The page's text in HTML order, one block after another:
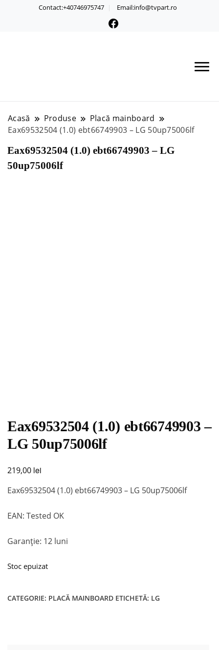
Contact:+40746975747 Email:info@tvpart.ro
Acasă Produse
Placă mainboard
Eax69532504 (1.0) ebt66749903 – LG 50up75006lf
Eax69532504 (1.0) ebt66749903 – LG
50up75006lf
Eax69532504 (1.0) ebt66749903 –
LG 50up75006lf
219,00 lei
Eax69532504 (1.0) ebt66749903 – LG 50up75006lf
EAN: Tested OK
Garanție: 12 luni
Stoc epuizat
CATEGORIE: PLACĂ MAINBOARD ETICHETĂ: LG